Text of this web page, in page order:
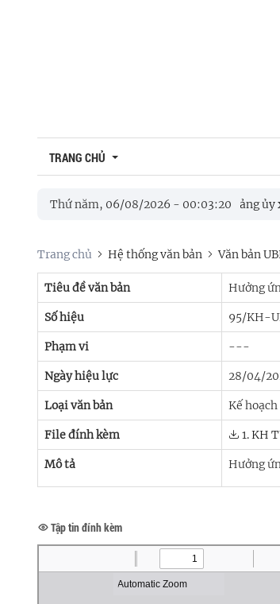
TRANG CHỦ
Danh lam thắng cảnh
Giá trị văn hóa
Thứ năm, 06/08/2026 - 00:03:21
XÃ SƠN TỊNH NĂM 2026 Đảng ủy xã
Trang chủ
Hệ thống văn bản Văn bản
Tiêu đề văn bản Hưởng
Số hiệu 95/KH-
Phạm vi ---
Ngày hiệu lực 28/04/
Loại văn bản Kế hoạch
File đính kèm 1. KH
Mô tả Hưởng
Tập tin đính kèm